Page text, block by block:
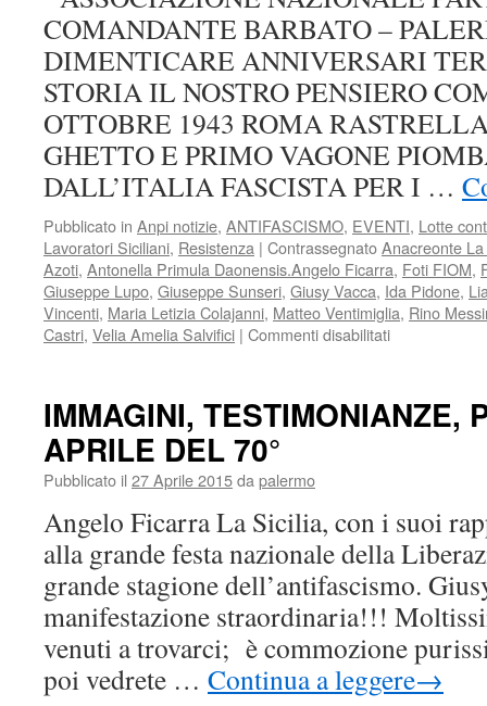
COMANDANTE BARBATO –
DIMENTICARE ANNIVERSARI
STORIA IL NOSTRO PENSIERO
OTTOBRE 1943 ROMA
GHETTO E PRIMO VAGONE
DALL’ITALIA FASCISTA PER I …
Pubblicato in Anpi notizie, ANTIFASCISMO, EVENTI, Lotte
Lavoratori Siciliani, Resistenza | ContrassegnatoAnacreonte
Azoti, Antonella Primula Daonensis.Angelo Ficarra, Foti FIOM,
Giuseppe Lupo, Giuseppe Sunseri, Giusy Vacca, Ida Pidone,
Vincenti, Maria Letizia Colajanni, Matteo Ventimiglia, Rino
Castri, Velia Amelia Salvifici | Commenti disabilitatisu
VIA
–
19
ottobre
2015
IMMAGINI, TESTIMONIANZE,
APRILE DEL 70°
Pubblicato il 27 Aprile 2015da palermo
Angelo Ficarra La Sicilia, con i suoi
alla grande festa nazionale della
grande stagione dell’antifascismo.
manifestazione straordinaria!!!
venuti a trovarci; è commozione
poi vedrete … Continua a leggere→